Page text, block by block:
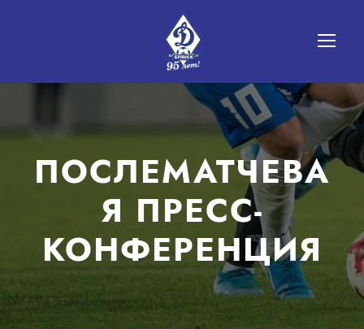
ПОСЛЕМАТЧЕВА
Я ПРЕСС-
КОНФЕРЕНЦИЯ